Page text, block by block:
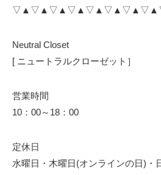
Neutral Closet
[ ニュートラルクローゼット］
営業時間
10：00～18：00
定休日
水曜日・木曜日(オンラインの日)・